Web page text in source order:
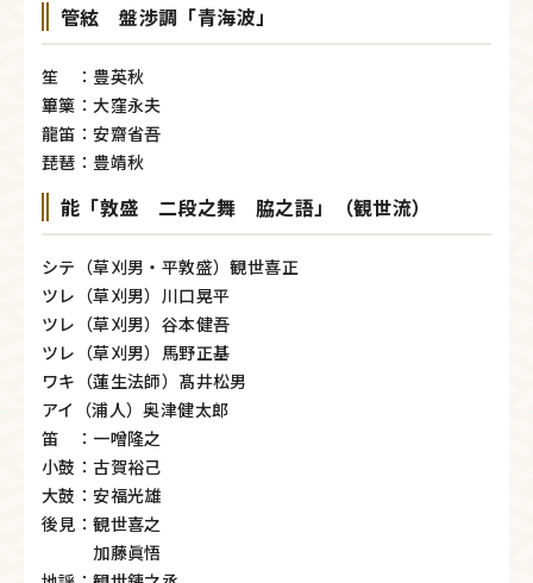
管絃 盤渉調「青海波」
笙 ：豊英秋
篳篥：大窪永夫
龍笛：安齋省吾
琵琶：豊靖秋
能「敦盛 二段之舞 脇之語」（観世流）
シテ（草刈男・平敦盛）観世喜正
ツレ（草刈男）川口晃平
ツレ（草刈男）谷本健吾
ツレ（草刈男）馬野正基
ワキ（蓮生法師）髙井松男
アイ（浦人）奥津健太郎
笛 ：一噌隆之
小鼓：古賀裕己
大鼓：安福光雄
後見：観世喜之
加藤眞悟